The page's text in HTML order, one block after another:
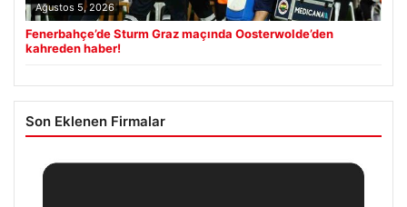
Ağustos 5, 2026
Fenerbahçe’de Sturm Graz maçında Oosterwolde’den
kahreden haber!
Son Eklenen Firmalar